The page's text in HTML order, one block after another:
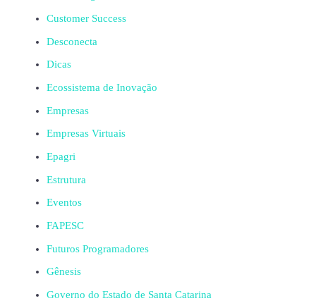
Customer Success
Desconecta
Dicas
Ecossistema de Inovação
Empresas
Empresas Virtuais
Epagri
Estrutura
Eventos
FAPESC
Futuros Programadores
Gênesis
Governo do Estado de Santa Catarina